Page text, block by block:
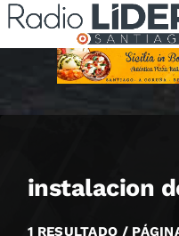
instalacion
1 RESULTADO /